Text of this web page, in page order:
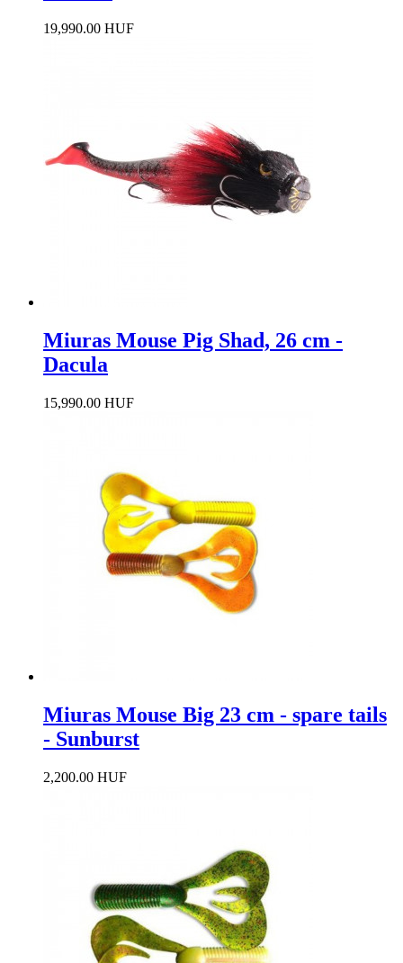
19,990.00 HUF
Miuras Mouse Pig Shad, 26 cm -
Dacula
15,990.00 HUF
Miuras Mouse Big 23 cm - spare tails
- Sunburst
2,200.00 HUF